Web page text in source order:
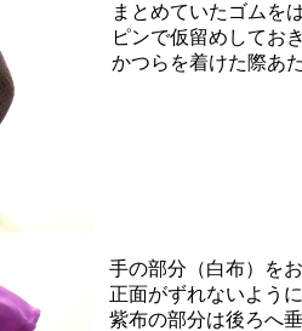
まとめていたゴムを
ピンで仮留めしてお
かつらを着けた際あ
手の部分（白布）を
正面がずれないよう
紫布の部分は後ろへ